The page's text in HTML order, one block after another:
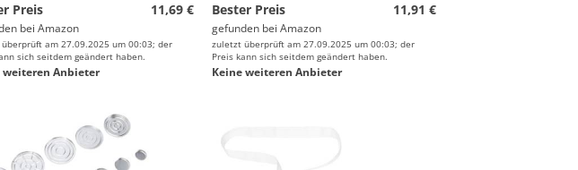
Preis
11,69 €
bei Amazon
am 27.09.2025 um 00:03; der
sich seitdem geändert haben.
weiteren Anbieter
Bester Preis
11,91 €
gefunden bei Amazon
zuletzt überprüft am 27.09.2025 um 00:03; der
Preis kann sich seitdem geändert haben.
Keine weiteren Anbieter